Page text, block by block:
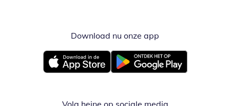
Download nu onze app
Opent in nieuw vensterOpent in nieuw venster